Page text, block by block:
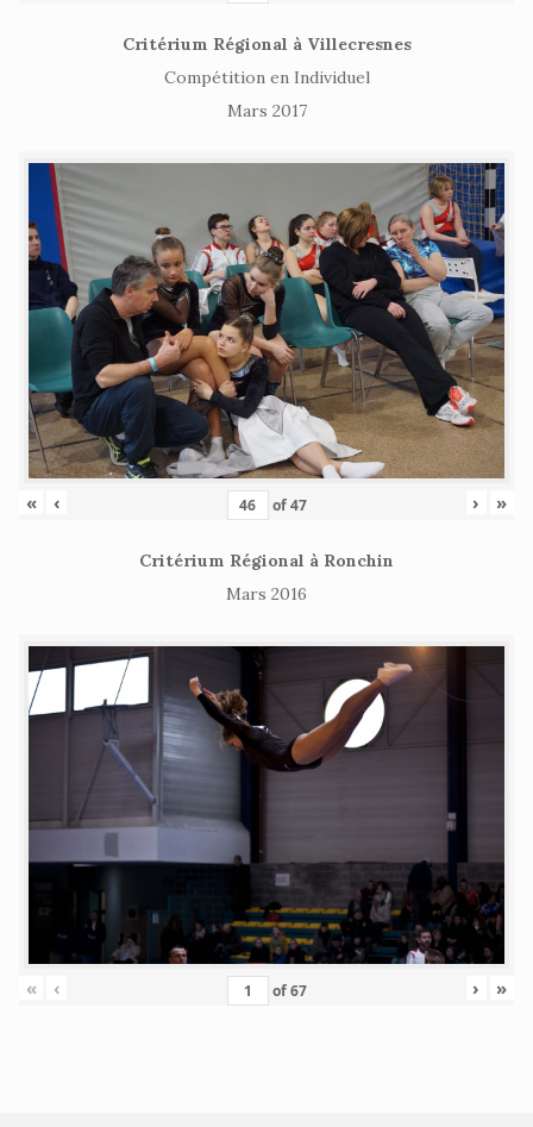
Critérium Régional à Villecresnes
Compétition en Individuel
Mars 2017
« ‹ of47 › »
Critérium Régional à Ronchin
Mars 2016
« ‹ of67 › »